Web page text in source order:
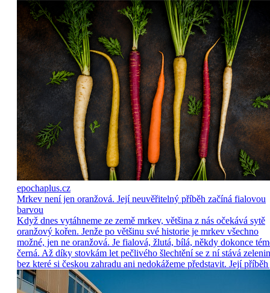
epochaplus.cz
Mrkev není jen oranžová. Její neuvěřitelný příběh začíná fialovou
barvou
Když dnes vytáhneme ze země mrkev, většina z nás očekává sytě
oranžový kořen. Jenže po většinu své historie je mrkev všechno
možné, jen ne oranžová. Je fialová, žlutá, bílá, někdy dokonce
černá. Až díky stovkám let pečlivého šlechtění se z ní stává
bez které si českou zahradu ani nedokážeme představit. Její příběh